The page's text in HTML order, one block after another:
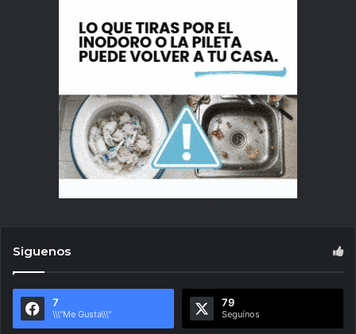
Siguenos
7
\\\"Me Gusta\\\"
79
Seguínos